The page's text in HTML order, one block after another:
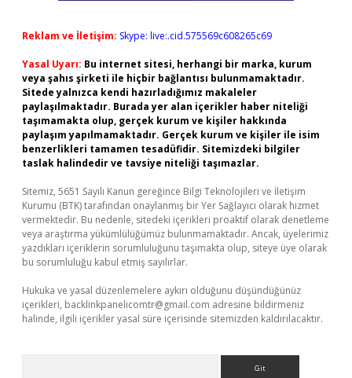
Reklam ve İletişim: Skype: live:.cid.575569c608265c69
Yasal Uyarı: Bu internet sitesi, herhangi bir marka, kurum
veya şahıs şirketi ile hiçbir bağlantısı bulunmamaktadır.
Sitede yalnızca kendi hazırladığımız makaleler
paylaşılmaktadır. Burada yer alan içerikler haber niteliği
taşımamakta olup, gerçek kurum ve kişiler hakkında
paylaşım yapılmamaktadır. Gerçek kurum ve kişiler ile isim
benzerlikleri tamamen tesadüfidir. Sitemizdeki bilgiler
taslak halindedir ve tavsiye niteliği taşımazlar.
Sitemiz, 5651 Sayılı Kanun gereğince Bilgi Teknolojileri ve İletişim
Kurumu (BTK) tarafından onaylanmış bir Yer Sağlayıcı olarak hizmet
vermektedir. Bu nedenle, sitedeki içerikleri proaktif olarak denetleme
veya araştırma yükümlülüğümüz bulunmamaktadır. Ancak, üyelerimiz
yazdıkları içeriklerin sorumluluğunu taşımakta olup, siteye üye olarak
bu sorumluluğu kabul etmiş sayılırlar.
Hukuka ve yasal düzenlemelere aykırı olduğunu düşündüğünüz
içerikleri, backlinkpanelicomtr@gmail.com adresine bildirmeniz
halinde, ilgili içerikler yasal süre içerisinde sitemizden kaldırılacaktır.